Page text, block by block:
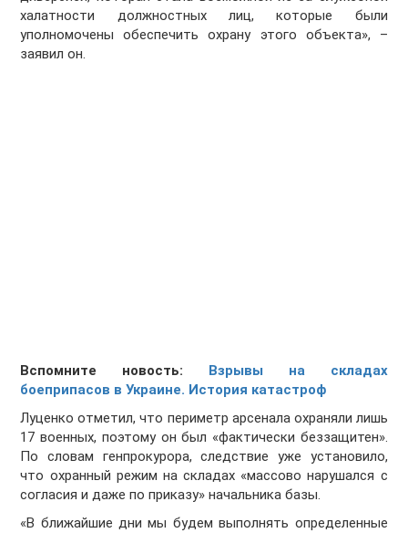
халатности должностных лиц, которые были
уполномочены обеспечить охрану этого объекта», –
заявил он.
Вспомните новость: Взрывы на складах
боеприпасов в Украине. История катастроф
Луценко отметил, что периметр арсенала охраняли лишь
17 военных, поэтому он был «фактически беззащитен».
По словам генпрокурора, следствие уже установило,
что охранный режим на складах «массово нарушался с
согласия и даже по приказу» начальника базы.
«В ближайшие дни мы будем выполнять определенные